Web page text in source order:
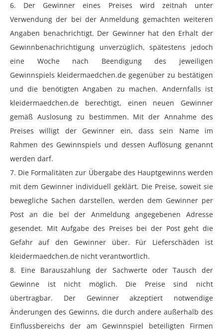
6. Der Gewinner eines Preises wird zeitnah unter
Verwendung der bei der Anmeldung gemachten weiteren
Angaben benachrichtigt. Der Gewinner hat den Erhalt der
Gewinnbenachrichtigung unverzüglich, spätestens jedoch
eine Woche nach Beendigung des jeweiligen
Gewinnspiels kleidermaedchen.de gegenüber zu bestätigen
und die benötigten Angaben zu machen. Andernfalls ist
kleidermaedchen.de berechtigt, einen neuen Gewinner
gemäß Auslosung zu bestimmen. Mit der Annahme des
Preises willigt der Gewinner ein, dass sein Name im
Rahmen des Gewinnspiels und dessen Auflösung genannt
werden darf.
7. Die Formalitäten zur Übergabe des Hauptgewinns werden
mit dem Gewinner individuell geklärt. Die Preise, soweit sie
bewegliche Sachen darstellen, werden dem Gewinner per
Post an die bei der Anmeldung angegebenen Adresse
gesendet. Mit Aufgabe des Preises bei der Post geht die
Gefahr auf den Gewinner über. Für Lieferschäden ist
kleidermaedchen.de nicht verantwortlich.
8. Eine Barauszahlung der Sachwerte oder Tausch der
Gewinne ist nicht möglich. Die Preise sind nicht
übertragbar. Der Gewinner akzeptiert notwendige
Änderungen des Gewinns, die durch andere außerhalb des
Einflussbereichs der am Gewinnspiel beteiligten Firmen